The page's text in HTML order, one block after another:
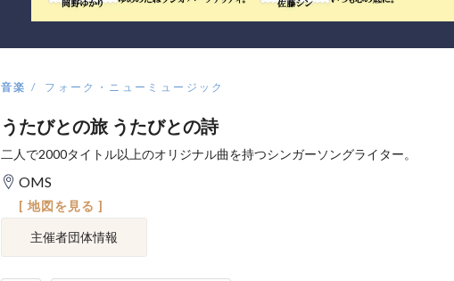
音楽 フォーク・ニューミュージック
うたびとの旅 うたびとの詩
二人で2000タイトル以上のオリジナル曲を持つシンガーソングライター。
OMS
[ 地図を見る ]
主催者団体情報